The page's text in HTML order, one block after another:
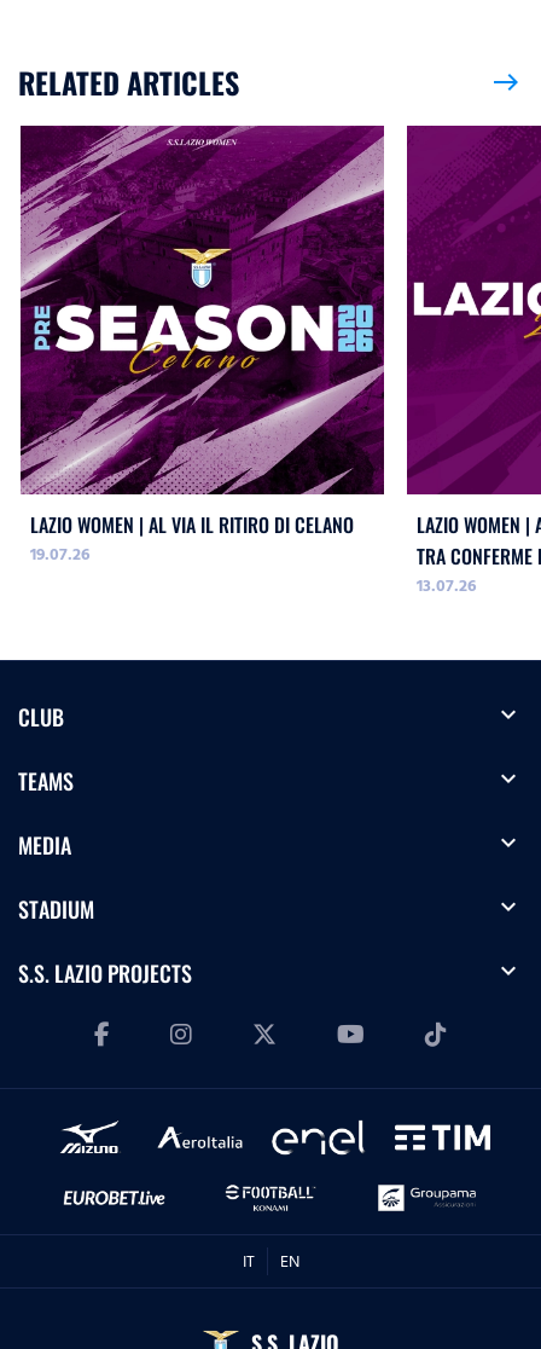
RELATED ARTICLES east
LAZIO WOMEN | AL VIA IL RITIRO DI CELANO
19.07.26
LAZIO WOMEN |
TRA
13.07.26
CLUB expand_more
TEAMS expand_more
MEDIA expand_more
STADIUM expand_more
S.S. LAZIO PROJECTS expand_more
IT EN